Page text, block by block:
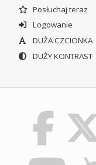
Posłuchaj teraz
Logowanie
DUŻA CZCIONKA
DUŻY KONTRAST